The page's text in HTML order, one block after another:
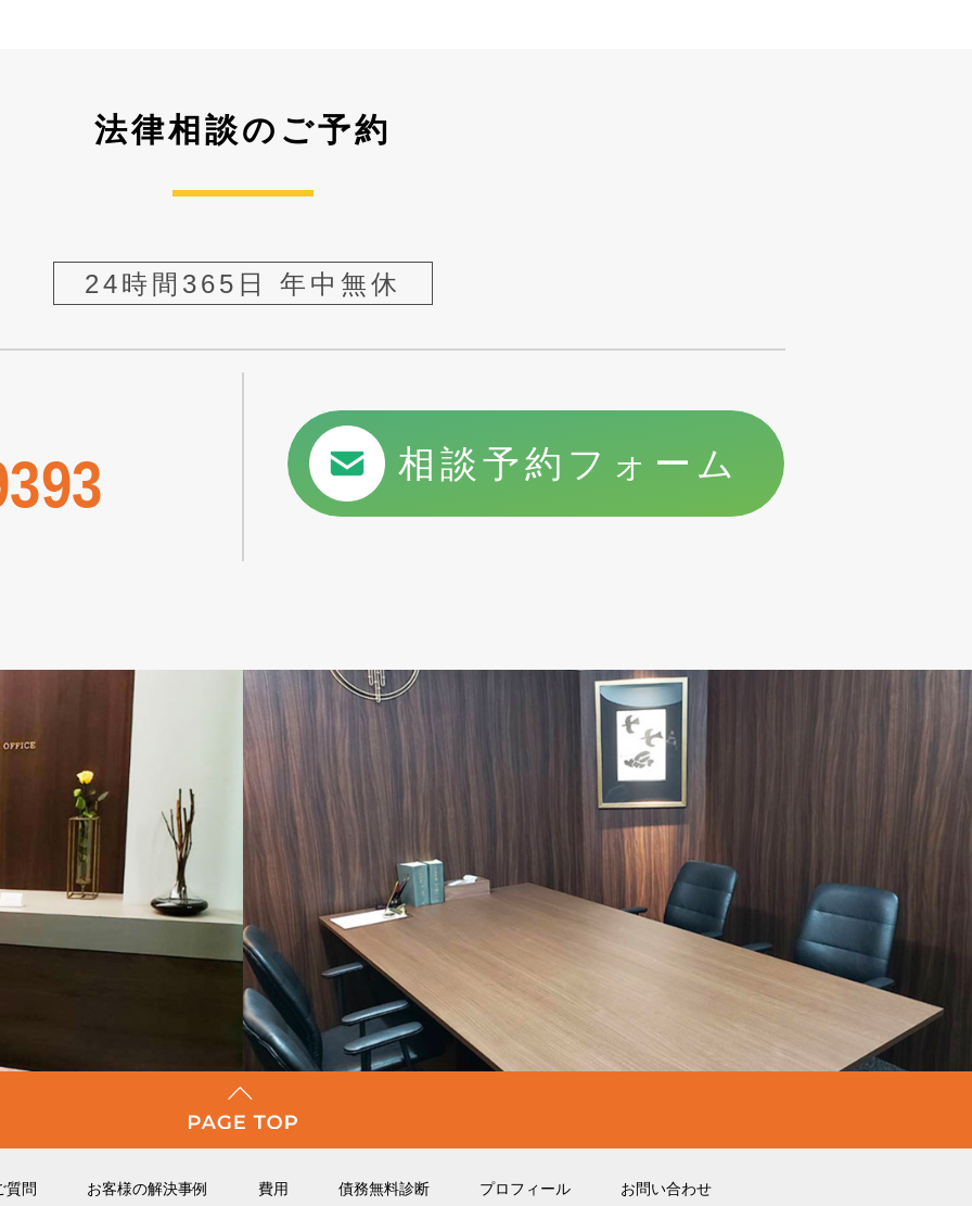
法律相談のご予約
24時間365日 年中無休
相談予約フォーム
質問 お客様の解決事例 費用 債務無料診断 プロフィール お問い合わせ